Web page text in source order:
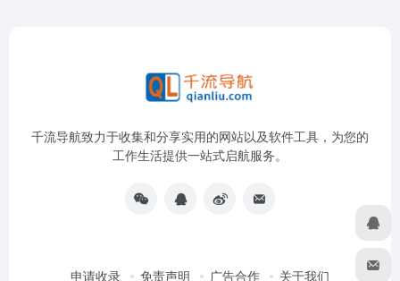
千流导航致力于收集和分享实用的网站以及软件工具，为您的
工作生活提供一站式启航服务。
申请收录 免责声明 广告合作 关于我们